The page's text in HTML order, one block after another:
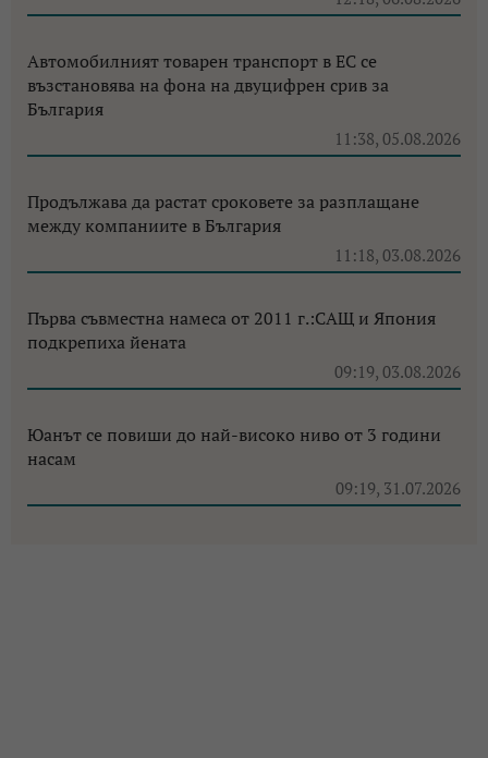
Автомобилният товарен транспорт в ЕС се
възстановява на фона на двуцифрен срив за
България
11:38, 05.08.2026
Продължава да растат сроковете за разплащане
между компаниите в България
11:18, 03.08.2026
Първа съвместна намеса от 2011 г.:САЩ и Япония
подкрепиха йената
09:19, 03.08.2026
Юанът се повиши до най-високо ниво от 3 години
насам
09:19, 31.07.2026